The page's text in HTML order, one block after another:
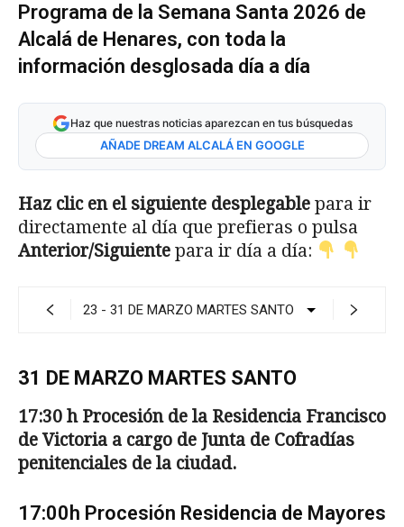
Programa de la Semana Santa 2026 de
Alcalá de Henares, con toda la
información desglosada día a día
Haz que nuestras noticias aparezcan en tus búsquedas
AÑADE DREAM ALCALÁ EN GOOGLE
Haz clic en el siguiente desplegable para ir
directamente al día que prefieras o pulsa
Anterior/Siguiente para ir día a día:
31 DE MARZO MARTES SANTO
17:30 h Procesión de la Residencia Francisco
deVictoria a cargo de Junta de Cofradías
peniten­ciales de la ciudad.
17:00h Procesión Residencia de Mayores